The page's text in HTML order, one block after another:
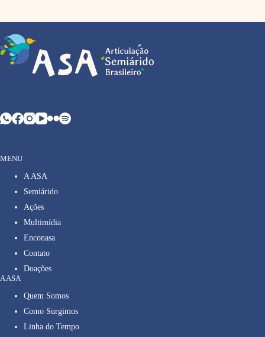
MENU
A ASA
Semiárido
Ações
Multimídia
Enconasa
Contato
Doações
A ASA
Quem Somos
Como Surgimos
Linha do Tempo